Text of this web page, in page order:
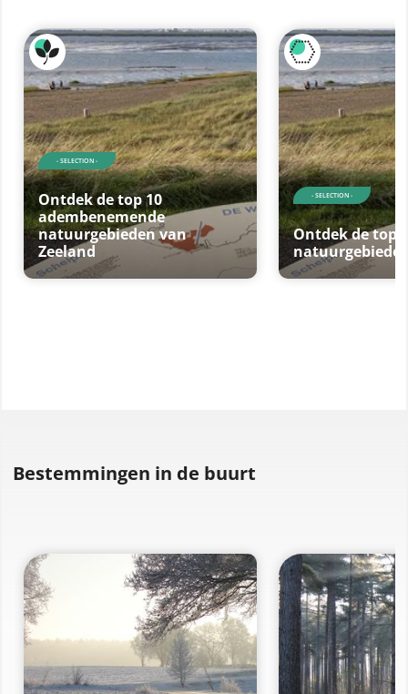
- SELECTION -
Ontdek de top 10
adembenemende
natuurgebieden van
Zeeland
- SELECTION -
Ontdek de top
Bestemmingen in de buurt